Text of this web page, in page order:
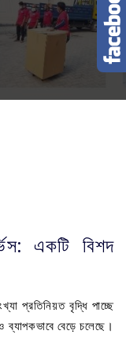
একটি বিশদ
প্রতিনিয়ত বৃদ্ধি পাচ্ছে
ব্যাপকভাবে বেড়ে চলেছে।